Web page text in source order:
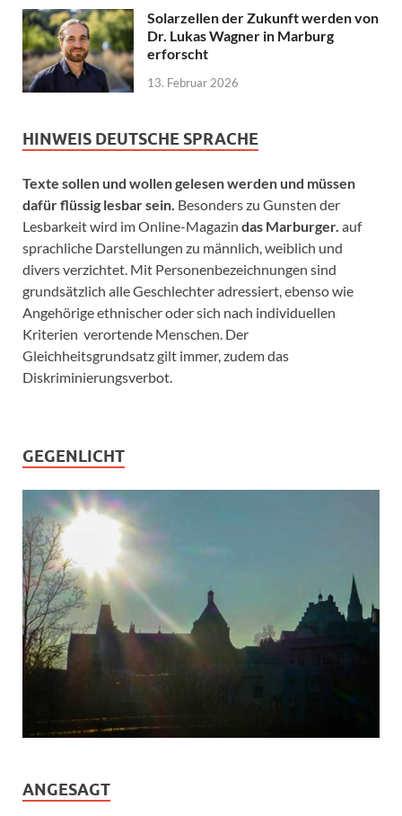
Solarzellen der Zukunft werden von
Dr. Lukas Wagner in Marburg
erforscht
13. Februar 2026
HINWEIS DEUTSCHE SPRACHE
Texte sollen und wollen gelesen werden und müssen
dafür flüssig lesbar sein. Besonders zu Gunsten der
Lesbarkeit wird im Online-Magazin das Marburger. auf
sprachliche Darstellungen zu männlich, weiblich und
divers verzichtet. Mit Personenbezeichnungen sind
grundsätzlich alle Geschlechter adressiert, ebenso wie
Angehörige ethnischer oder sich nach individuellen
Kriterien verortende Menschen. Der
Gleichheitsgrundsatz gilt immer, zudem das
Diskriminierungsverbot.
GEGENLICHT
ANGESAGT